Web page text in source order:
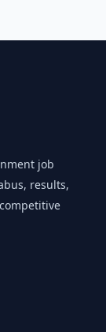
job
results,